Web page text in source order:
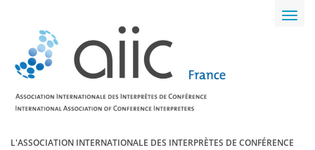
L'ASSOCIATION INTERNATIONALE DES INTERPRÈTES DE CONFÉRENCE